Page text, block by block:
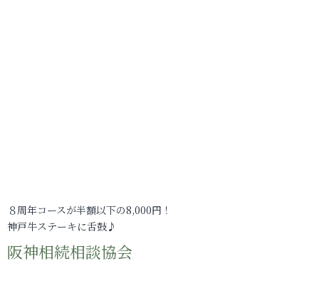
８周年コースが半額以下の8,000円！
神戸牛ステーキに舌鼓♪
阪神相続相談協会